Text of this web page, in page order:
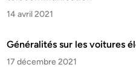
14 avril 2021
Généralités sur les voitures
17 décembre 2021